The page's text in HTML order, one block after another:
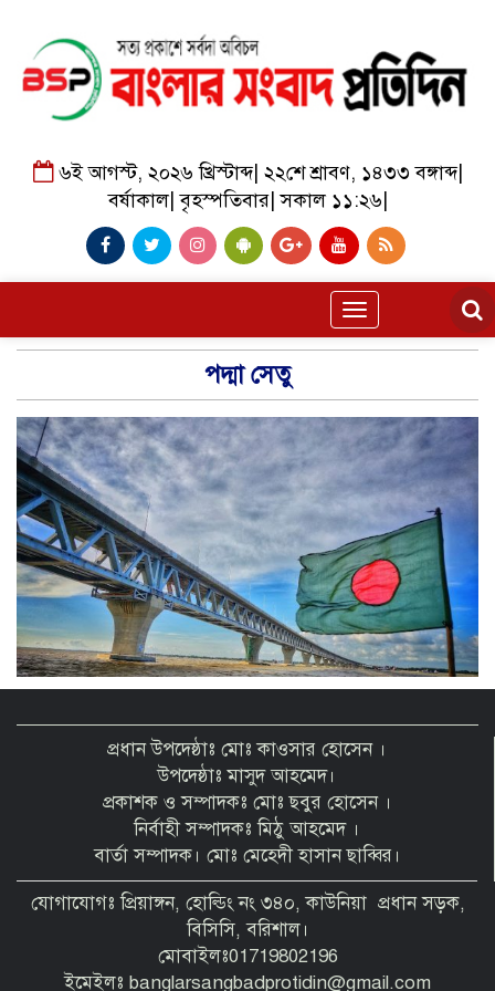
৬ই আগস্ট, ২০২৬ খ্রিস্টাব্দ| ২২শে শ্রাবণ, ১৪৩৩ বঙ্গাব্দ|
বর্ষাকাল|বৃহস্পতিবার|সকাল ১১:২৬
Toggle
navigation
পদ্মা সেতু
প্রধান উপদেষ্ঠাঃ মোঃ কাওসার হোসেন ।
উপদেষ্ঠাঃ মাসুদ আহমেদ।
প্রকাশক ও সম্পাদকঃ মোঃ ছবুর হোসেন ।
নির্বাহী সম্পাদকঃ মিঠু আহমেদ ।
বার্তা সম্পাদক। মোঃ মেহেদী হাসান ছাব্বির।
যোগাযোগঃ প্রিয়াঙ্গন, হোল্ডিং নং ৩৪০, কাউনিয়া প্রধান সড়ক,
বিসিসি, বরিশাল।
মোবাইলঃ01719802196
ইমেইলঃ banglarsangbadprotidin@gmail.com